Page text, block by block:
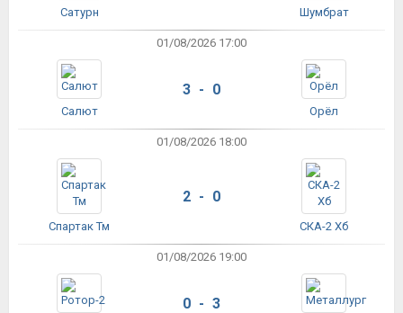
Сатурн Шумбрат
01/08/2026 17:00
Салют
3 - 0
Орёл
01/08/2026 18:00
Спартак Тм
2 - 0
СКА-2 Хб
01/08/2026 19:00
0 - 3